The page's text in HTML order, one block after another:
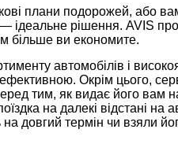
плани подорожей, або
— ідеальне рішення. AVIS
більше ви економите.
автомобілів і
Окрім цього,
тим, як видає його вам
на далекі відстані на
довгий термін чи взяли